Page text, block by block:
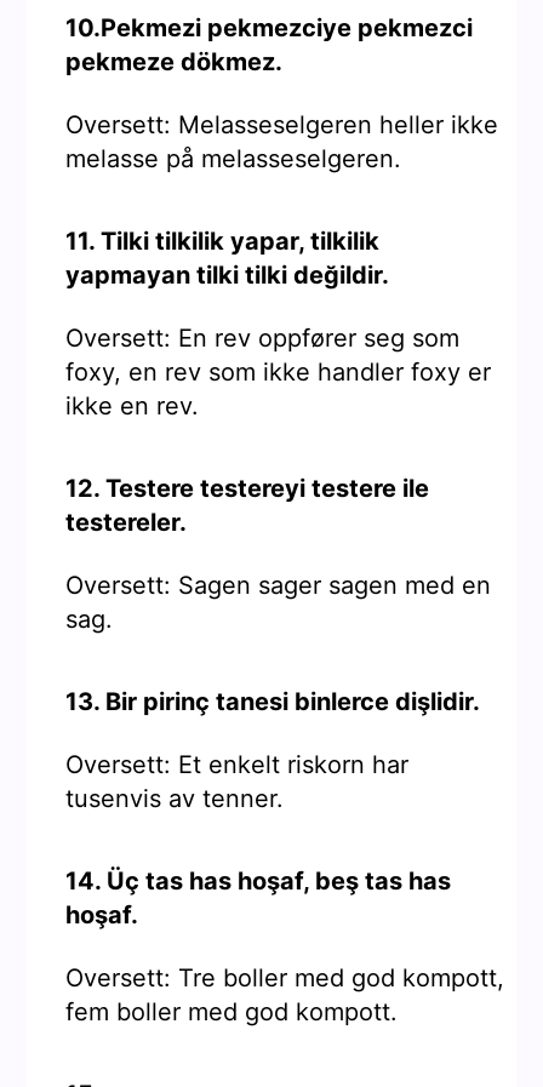
10.Pekmezi pekmezciye pekmezci
pekmeze dökmez.
Oversett: Melasseselgeren heller ikke
melasse på melasseselgeren.
11. Tilki tilkilik yapar, tilkilik
yapmayan tilki tilki değildir.
Oversett: En rev oppfører seg som
foxy, en rev som ikke handler foxy er
ikke en rev.
12. Testere testereyi testere ile
testereler.
Oversett: Sagen sager sagen med en
sag.
13. Bir pirinç tanesi binlerce dişlidir.
Oversett: Et enkelt riskorn har
tusenvis av tenner.
14. Üç tas has hoşaf, beş tas has
hoşaf.
Oversett: Tre boller med god kompott,
fem boller med god kompott.